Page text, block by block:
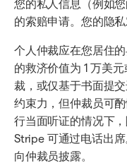
您的私人信息（例如
的索赔申请。您的隐
个人仲裁应在您居住
的救济价值为 1 万美
裁，或仅基于书面提
约束力，但仲裁员可
行当面听证的情况下
Stripe 可通过电话出
向仲裁员披露。